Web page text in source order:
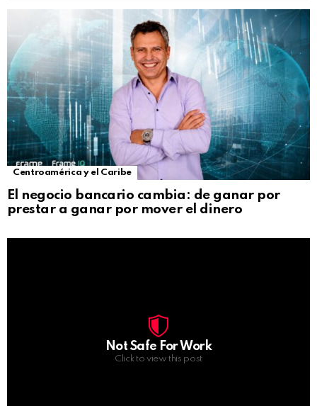
Centroamérica y el Caribe
El negocio bancario cambia: de ganar por
prestar a ganar por mover el dinero
Not Safe For Work
Click to view this post